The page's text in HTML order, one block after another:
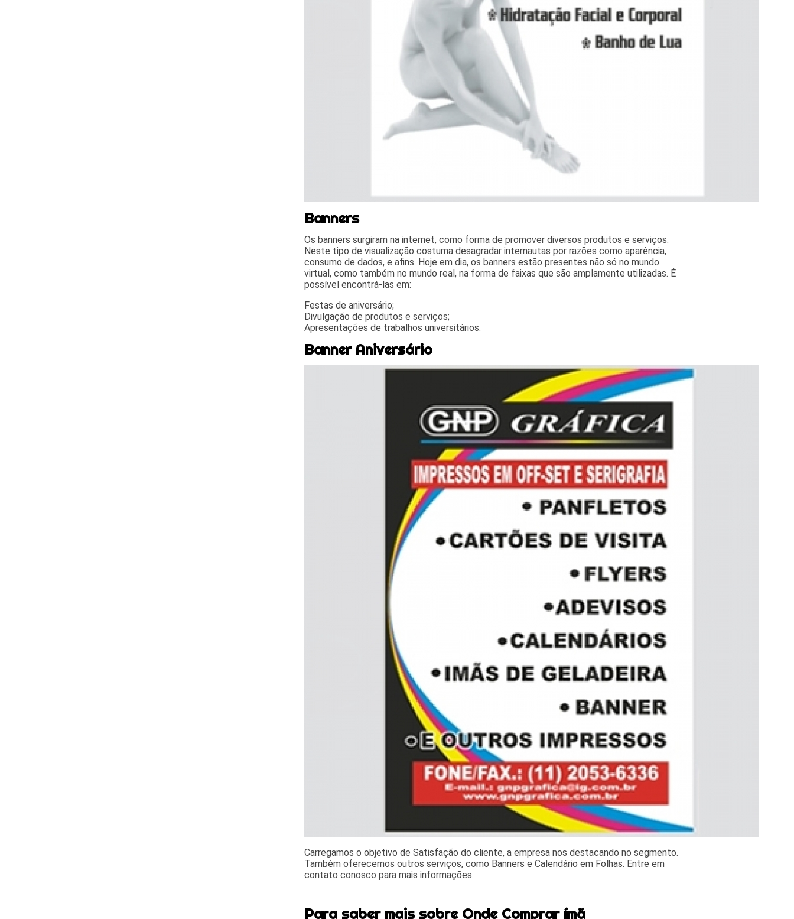
Banners
Os banners surgiram na internet, como forma de promover diversos produtos e serviços.
Neste tipo de visualização costuma desagradar internautas por razões como aparência,
consumo de dados, e afins. Hoje em dia, os banners estão presentes não só no mundo
virtual, como também no mundo real, na forma de faixas que são amplamente utilizadas. É
possível encontrá-las em:
Festas de aniversário;
Divulgação de produtos e serviços;
Apresentações de trabalhos universitários.
Banner Aniversário
Carregamos o objetivo de Satisfação do cliente, a empresa nos destacando no segmento.
Também oferecemos outros serviços, como Banners e Calendário em Folhas. Entre em
contato conosco para mais informações.
Para saber mais sobre Onde Comprar ímã